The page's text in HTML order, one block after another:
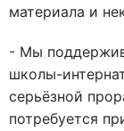
материала и
- Мы
школы-
серьёзной
потребуется